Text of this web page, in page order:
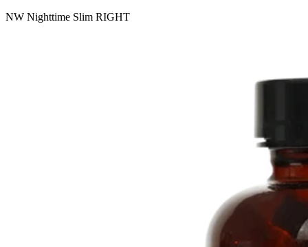
NW Nighttime Slim RIGHT